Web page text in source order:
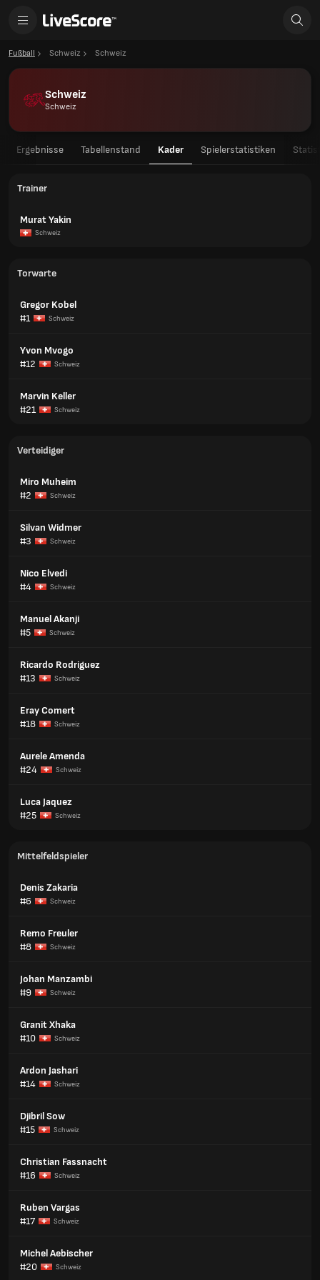
Fußball Schweiz Schweiz
Schweiz
Schweiz
Ergebnisse Tabellenstand Kader Spielerstatistiken
Trainer
Murat Yakin
Schweiz
Torwarte
Gregor Kobel
#1
Schweiz
Yvon Mvogo
#12
Schweiz
Marvin Keller
#21
Schweiz
Verteidiger
Miro Muheim
#2
Schweiz
Silvan Widmer
#3
Schweiz
Nico Elvedi
#4
Schweiz
Manuel Akanji
#5
Schweiz
Ricardo Rodriguez
#13
Schweiz
Eray Comert
#18
Schweiz
Aurele Amenda
#24
Schweiz
Luca Jaquez
#25
Schweiz
Mittelfeldspieler
Denis Zakaria
#6
Schweiz
Remo Freuler
#8
Schweiz
Johan Manzambi
#9
Schweiz
Granit Xhaka
#10
Schweiz
Ardon Jashari
#14
Schweiz
Djibril Sow
#15
Schweiz
Christian Fassnacht
#16
Schweiz
Ruben Vargas
#17
Schweiz
Michel Aebischer
#20
Schweiz